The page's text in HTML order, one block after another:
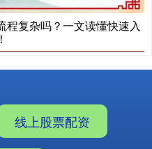
程复杂吗？一文读懂快速入
线上股票配资